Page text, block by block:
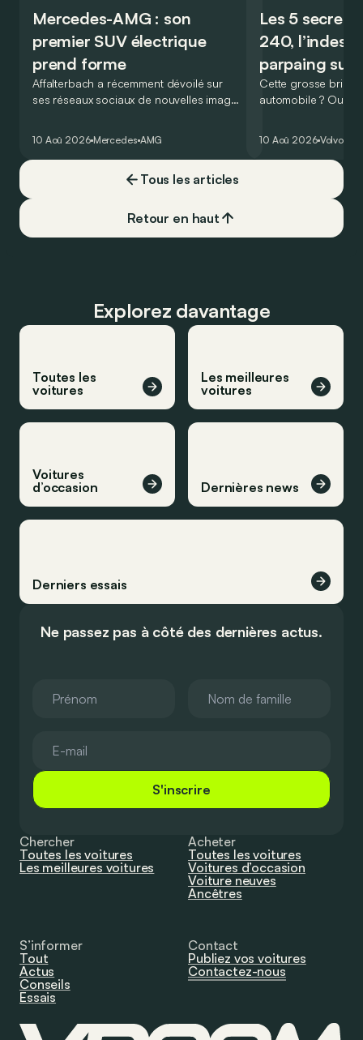
Mercedes-AMG : son
premier SUV électrique
prend forme
Affalterbach a récemment dévoilé sur
ses réseaux sociaux de nouvelles images
caché…
10 Aoû 2026 Mercedes AMG
Les 5 secrets
240,
parpaing
Cette grosse
automobile ? Oui,
ne négligeant pas
! Aux Etats-Unis, ce
permet d’ailleurs
mesure de son
commercialisé sur
10 Aoû 2026 Volvo
Tous les articles
Retour en haut
Explorez davantage
Toutes les
voitures
Les meilleures
voitures
Voitures
d’occasion
Dernières news
Derniers essais
Ne passez pas à côté des dernières actus.
S'inscrire
Chercher
Toutes les voitures
Les meilleures voitures
Acheter
Toutes les voitures
Voitures d’occasion
Voiture neuves
Ancêtres
S’informer
Tout
Actus
Conseils
Essais
Contact
Publiez vos voitures
Contactez-nous